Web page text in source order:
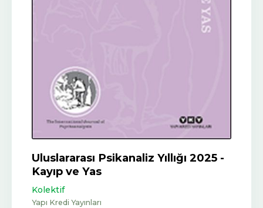
Uluslararası Psikanaliz Yıllığı 2025 -
Kayıp ve Yas
Kolektif
Yapı Kredi Yayınları